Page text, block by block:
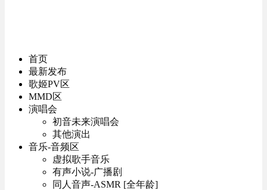
首页
最新发布
歌姬PV区
MMD区
演唱会
初音未来演唱会
其他演出
音乐-音频区
虚拟歌手音乐
有声小说-广播剧
同人音声-ASMR [全年龄]